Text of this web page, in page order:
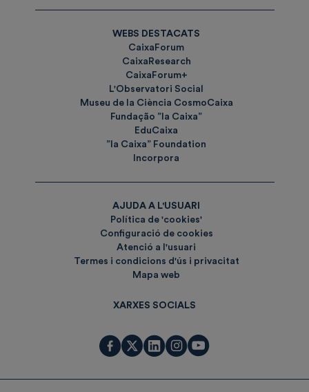
WEBS DESTACATS
CaixaForum
CaixaResearch
CaixaForum+
L'Observatori Social
Museu de la Ciència CosmoCaixa
Fundação ”la Caixa”
EduCaixa
”la Caixa” Foundation
Incorpora
AJUDA A L'USUARI
Política de 'cookies'
Configuració de cookies
Atenció a l'usuari
Termes i condicions d'ús i privacitat
Mapa web
XARXES SOCIALS